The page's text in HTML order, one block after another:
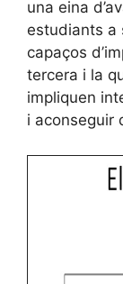
una eina
estudiants a
capaços
tercera i la
impliquen
i aconseguir